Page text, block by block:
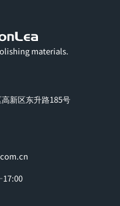
materials.
新区东升路185号